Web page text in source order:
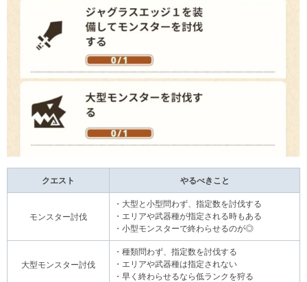
クエスト やるべきこと
モンスター討伐
・大型と小型問わず、指定数を討伐する
・エリアや武器種が指定される時もある
・小型モンスターで終わらせるのが◎
大型モンスター討伐
・種類問わず、指定数を討伐する
・エリアや武器種は指定されない
・早く終わらせるなら低ランクを狩る